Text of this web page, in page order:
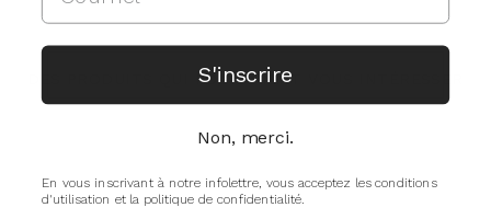
DES PRODUITS QUI POURRAIENT VOUS INTÉRESSER
S'inscrire
Non, merci.
En vous inscrivant à notre infolettre, vous acceptez les conditions
d'utilisation et la politique de confidentialité.